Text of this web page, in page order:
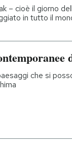
– cioè il giorno
in tutto il
che si